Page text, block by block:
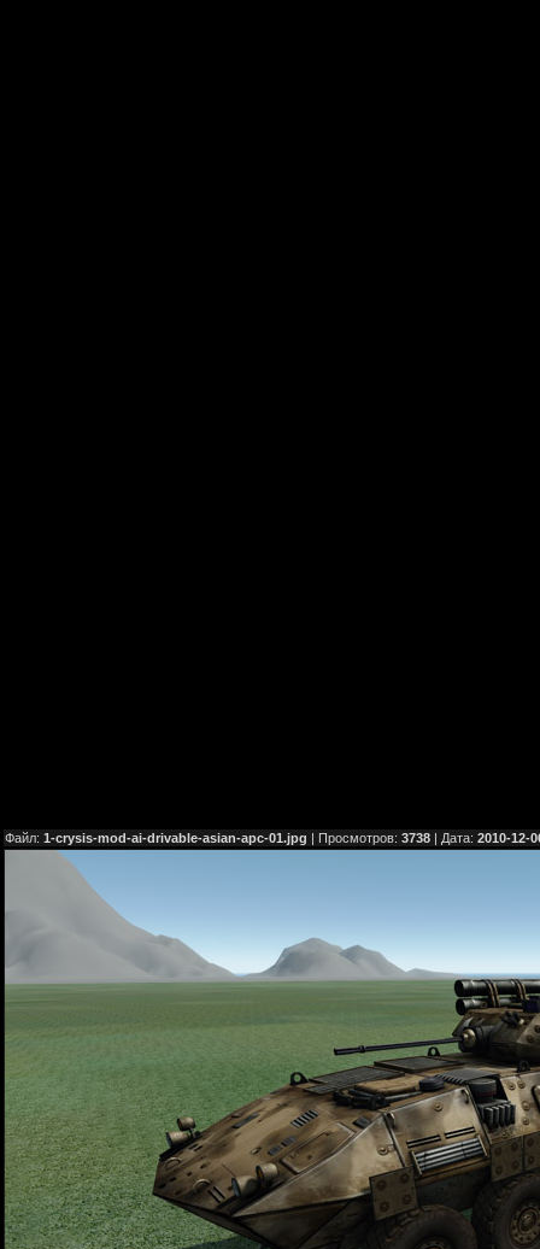
Файл: 1-crysis-mod-ai-drivable-asian-apc-01.jpg | Просмотров: 3738 | Дата: 2010-12-